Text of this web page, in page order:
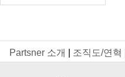
Partsner 소개 조직도/연혁